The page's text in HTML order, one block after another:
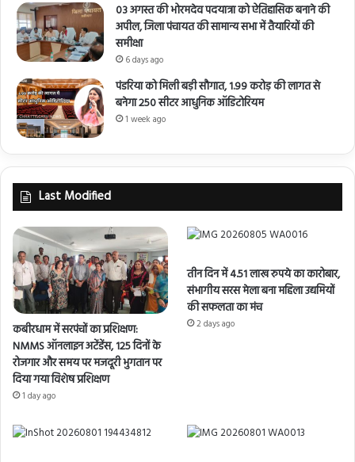
03 अगस्त की भोरमदेव पदयात्रा को ऐतिहासिक बनाने की
अपील, जिला पंचायत की सामान्य सभा में तैयारियों की
समीक्षा
6 days ago
पंडरिया को मिली बड़ी सौगात, 1.99 करोड़ की लागत से
बनेगा 250 सीटर आधुनिक ऑडिटोरियम
1 week ago
Last Modified
कबीरधाम में सरपंचों का प्रशिक्षण:
NMMS ऑनलाइन अटेंडेंस, 125 दिनों के
रोजगार और समय पर मजदूरी भुगतान पर
दिया गया विशेष प्रशिक्षण
1 day ago
तीन दिन में 4.51 लाख रुपये का कारोबार,
संभागीय सरस मेला बना महिला उद्यमियों
की सफलता का मंच
2 days ago